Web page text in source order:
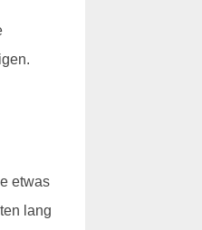
etwas
lang